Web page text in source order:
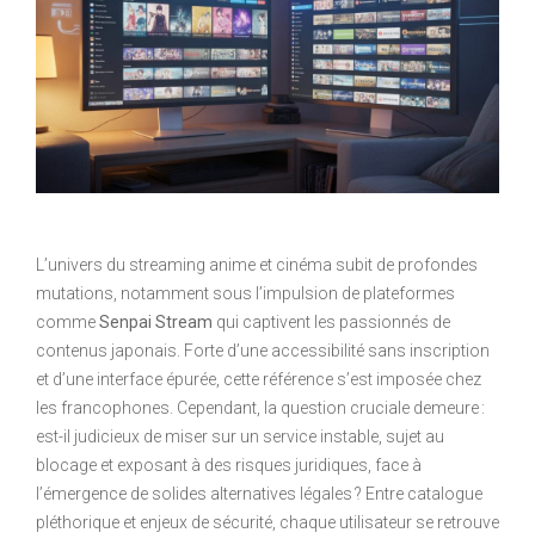
L’univers du streaming anime et cinéma subit de profondes
mutations, notamment sous l’impulsion de plateformes
commeSenpai Stream qui captivent les passionnés de
contenus japonais. Forte d’une accessibilité sans inscription
et d’une interface épurée, cette référence s’est imposée chez
les francophones. Cependant, la question cruciale demeure :
est-il judicieux de miser sur un service instable, sujet au
blocage et exposant à des risques juridiques, face à
l’émergence de solides alternatives légales ? Entre catalogue
pléthorique et enjeux de sécurité, chaque utilisateur se retrouve